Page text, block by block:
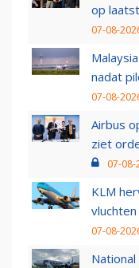
op
07-08-
nadat
07-08-
Airbus
ziet
07-08-
KLM
07-08-